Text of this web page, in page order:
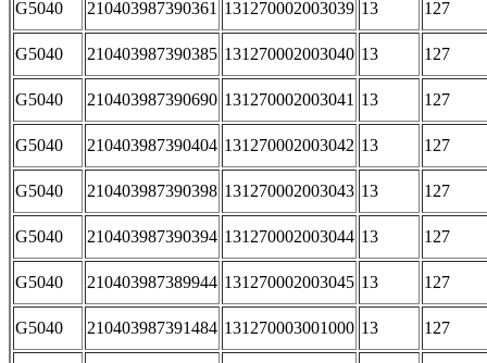
G5040 210403987390361 131270002003039 13 127
G5040 210403987390385 131270002003040 13 127
G5040 210403987390690 131270002003041 13 127
G5040 210403987390404 131270002003042 13 127
G5040 210403987390398 131270002003043 13 127
G5040 210403987390394 131270002003044 13 127
G5040 210403987389944 131270002003045 13 127
G5040 210403987391484 131270003001000 13 127